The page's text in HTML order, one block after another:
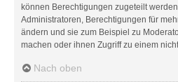
können Berechtigungen zugeteilt
Administratoren, Berechtigungen für
ändern und sie zum Beispiel zu
machen oder ihnen Zugriff zu einem
Nach oben